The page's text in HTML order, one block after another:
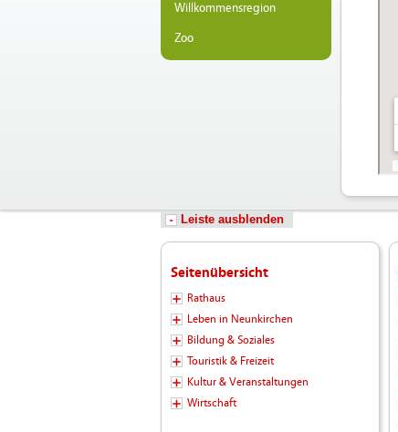
Willkommensregion
Zoo
Leiste ausblenden
Seitenübersicht
Rathaus
Leben in Neunkirchen
Bildung & Soziales
Touristik & Freizeit
Kultur & Veranstaltungen
Wirtschaft